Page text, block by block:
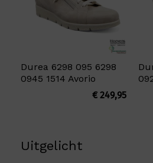
Durea 6298 095 6298
0945 1514 Avorio
€249,95
Uitgelicht